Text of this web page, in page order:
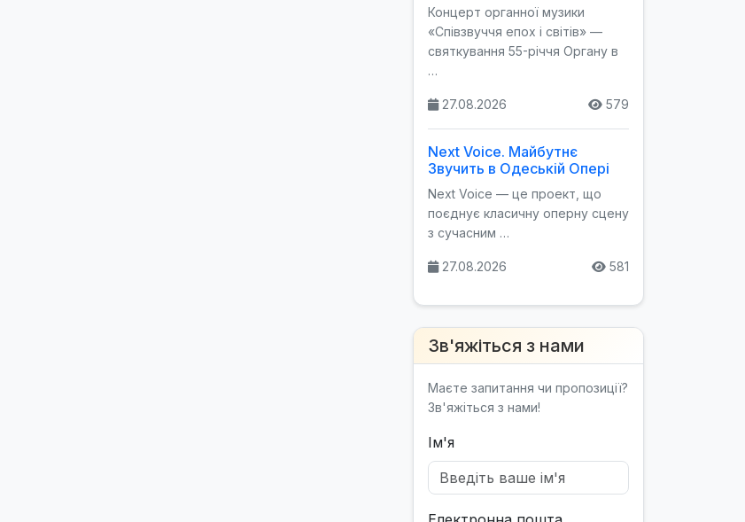
Концерт органної музики
«Співзвуччя епох і світів» —
святкування 55-річчя Органу в
…
27.08.2026 579
Next Voice. Майбутнє
Звучить в Одеській Опері
Next Voice — це проект, що
поєднує класичну оперну сцену
з сучасним …
27.08.2026 581
Зв'яжіться з нами
Маєте запитання чи пропозиції?
Зв'яжіться з нами!
Ім'я